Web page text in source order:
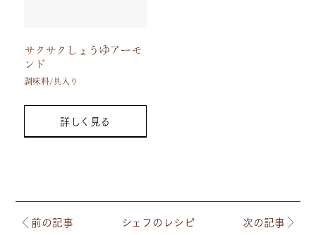
サクサクしょうゆアーモ
ンド
調味料/具入り
詳しく見る
前の記事 シェフのレシピ 次の記事